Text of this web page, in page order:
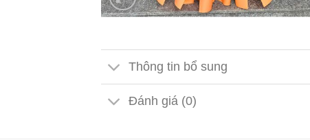
Thông tin bổ sung
Đánh giá (0)